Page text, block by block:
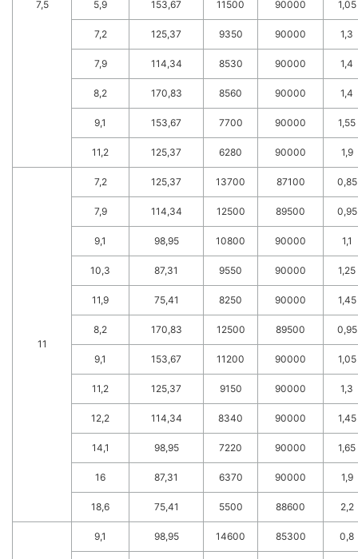
7,5 5,9 153,67 11500 90000 1,05
7,2 125,37 9350 90000 1,3
7,9 114,34 8530 90000 1,4
8,2 170,83 8560 90000 1,4
9,1 153,67 7700 90000 1,55
11,2 125,37 6280 90000 1,9
11
7,2 125,37 13700 87100 0,85
7,9 114,34 12500 89500 0,95
9,1 98,95 10800 90000 1,1
10,3 87,31 9550 90000 1,25
11,9 75,41 8250 90000 1,45
8,2 170,83 12500 89500 0,95
9,1 153,67 11200 90000 1,05
11,2 125,37 9150 90000 1,3
12,2 114,34 8340 90000 1,45
14,1 98,95 7220 90000 1,65
16 87,31 6370 90000 1,9
18,6 75,41 5500 88600 2,2
9,1 98,95 14600 85300 0,8